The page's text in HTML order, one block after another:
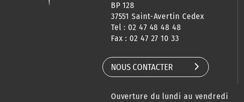
BP 128
37551 Saint-Avertin Cedex
Tel : 02 47 48 48 48
Fax : 02 47 27 10 33
NOUS CONTACTER
Ouverture du lundi au vendredi